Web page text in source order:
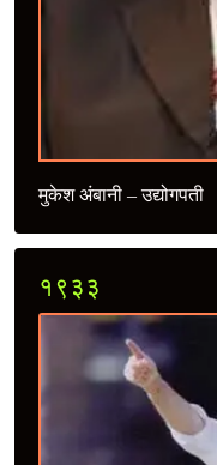
मुकेश अंबानी – उद्योगपती
१९३३